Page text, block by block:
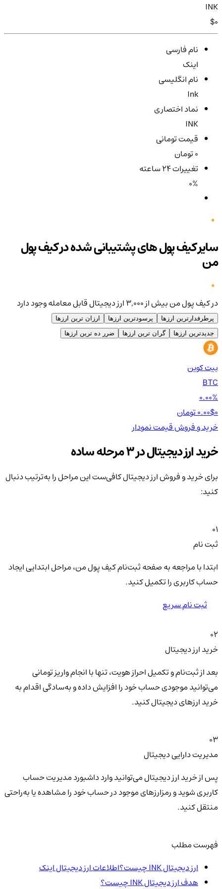
INK
$0
نام فارسی
اینک
نام انگلیسی
Ink
نماد اختصاری
INK
قیمت تومانی
تغییرات ۲۴ ساعته
0%
سایر کیف پول های پشتیبانی شده در کیف پول
من
در کیف پول من بیش از ۳,۰۰۰ ارز دیجیتال قابل معامله وجود دارد
پرطرفدارترین ارزها پرسودترین ارزها
ارزان ترین ارزها
جدیدترین ارزها
گران ترین ارزها ضرر ده ترین ارزها
بیت کوین
BTC
0.00%
0.00$
خرید و فروشقیمتنمودار
خرید ارز دیجیتال در 3 مرحله ساده
برای خرید و فروش ارز دیجیتال کافی‌ست این مراحل را به‌ترتیب دنبال
کنید:
01
ثبت نام
ابتدا با مراجعه به صفحه ثبت‌نام کیف‌ پول من، مراحل ابتدایی ایجاد
حساب کاربری را تکمیل کنید.
ثبت نام سریع
02
خرید ارز دیجیتال
بعد از ثبت‌نام و تکمیل احراز هویت، تنها با انجام واریز تومانی
می‌توانید موجودی حساب خود را افزایش داده و به‌سادگی اقدام به
خرید ارزهای دیجیتال کنید.
03
مدیریت دارایی دیجیتال
پس از خرید ارز دیجیتال می‌توانید وارد داشبورد مدیریت حساب
کاربری شوید و رمزارزهای موجود در حساب خود را مشاهده یا به‌راحتی
منتقل کنید.
فهرست مطلب
ارز دیجیتال INK چیست؟اطلاعات ارز دیجیتال اینک
هدف ارز دیجیتال INK چیست؟